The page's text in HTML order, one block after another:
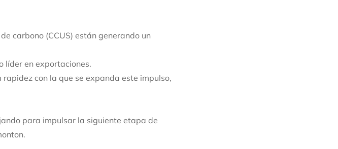
carbono (CCUS) están generando un
líder en exportaciones.
con la que se expanda este impulso,
para impulsar la siguiente etapa de